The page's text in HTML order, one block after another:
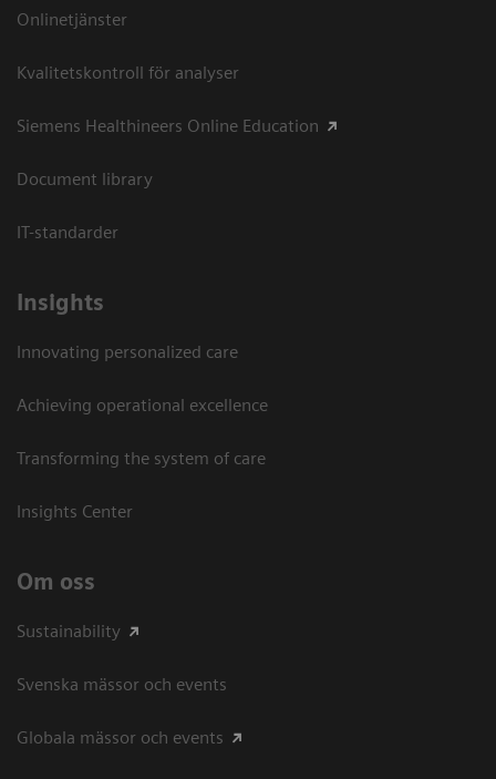
Onlinetjänster
Kvalitetskontroll för analyser
Siemens Healthineers Online Education
Document library
IT-standarder
Insights
Innovating personalized care
Achieving operational excellence​
Transforming the system of care
Insights Center
Om oss
Sustainability
Svenska mässor och events
Globala mässor och events